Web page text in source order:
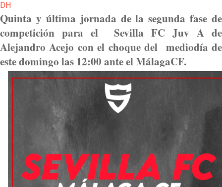
El Sevilla oficializa el traspaso de Sow
Miguel Sierra: La temporada pasada se vio
reflejado que podemos tirar para delante y
trabajamos con ilusión
Diomande ya es madridista mientras Rodri agita el
mercado
OFICIAL | Juanlu se marcha al Bournemouth
Los posibles herederos del número 16 tras la
marcha de Juanlu
Alberto Flores, muy cerca de convertirse en nuevo
jugador del Granada CF
DH
Quinta y última jornada de la segunda fase de
competición para el Sevilla FC Juv A de
Alejandro Acejo con el choque del mediodía de
este domingo las 12:00 ante el MálagaCF.